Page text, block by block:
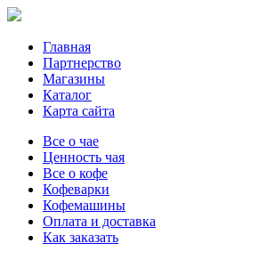
Главная
Партнерство
Магазины
Каталог
Карта сайта
Все о чае
Ценность чая
Все о кофе
Кофеварки
Кофемашины
Оплата и доставка
Как заказать